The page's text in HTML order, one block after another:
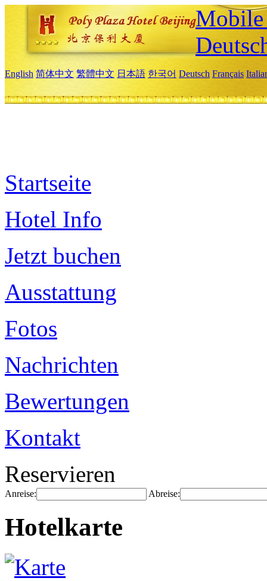
Mobile
English 简体中文 繁體中文 日本語 한국어 Deutsch Français
Startseite
Hotel Info
Jetzt buchen
Ausstattung
Fotos
Nachrichten
Bewertungen
Kontakt
Reservieren
Anreise: Abreise:
Hotelkarte